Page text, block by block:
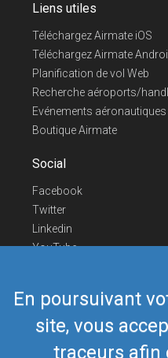
En poursuivant
site, vous
traceurs afin
Liens utiles
Téléchargez Airmate iOS
Téléchargez Airmate
Planification de vol Web
Recherche aéroports/
Evénements aéronautiques
Boutique Airmate
Social
Facebook
Twitter
Linkedin
YouTube
Nous contacter
Téléphone Europe+352
Téléphone US/Canada